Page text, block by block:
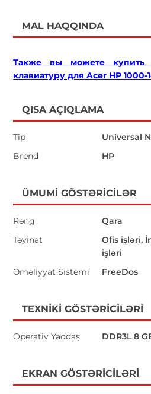
MAL HAQQINDA
Также вы можете купить
клавиатуру для Acer HP 1000-
QISA AÇIQLAMA
Tip
Universal
Brend
HP
ÜMUMI GÖSTƏRICILƏR
Rəng
Qara
Təyinat
Ofis işləri,
işləri
Əməliyyat Sistemi
FreeDos
TEXNIKI GÖSTƏRICILƏRI
Operativ Yaddaş DDR3L 8
EKRAN GÖSTƏRICILƏRI